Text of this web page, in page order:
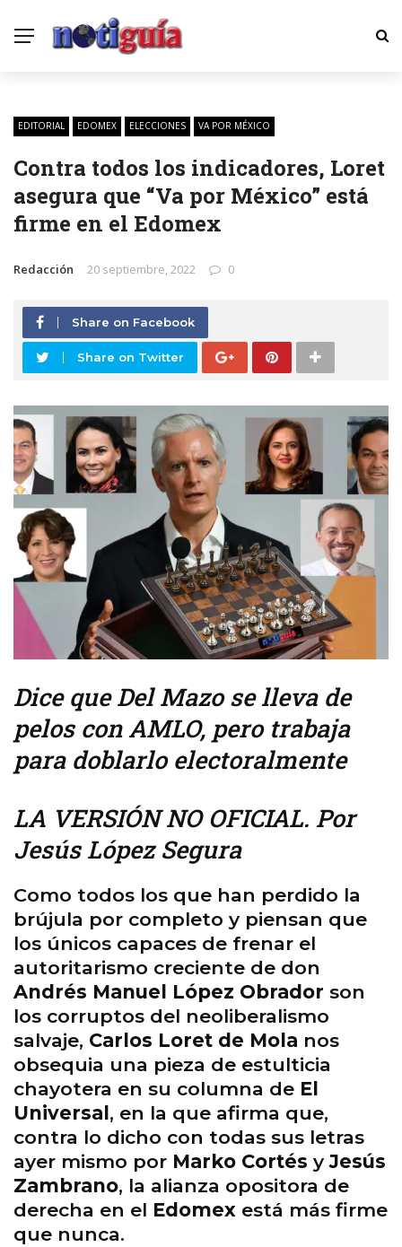
EDITORIAL EDOMEX ELECCIONES VA POR MÉXICO
Contra todos los indicadores, Loret
asegura que “Va por México” está
firme en el Edomex
Redacción 20 septiembre, 2022 0
Share on Facebook
Share on Twitter
Dice que Del Mazo se lleva de
pelos con AMLO, pero trabaja
para doblarlo electoralmente
LA VERSIÓN NO OFICIAL. Por
Jesús López Segura
Como todos los que han perdido la
brújula por completo y piensan que
los únicos capaces de frenar el
autoritarismo creciente de don
Andrés Manuel López Obrador son
los corruptos del neoliberalismo
salvaje, Carlos Loret de Mola nos
obsequia una pieza de estulticia
chayotera en su columna de El
Universal, en la que afirma que,
contra lo dicho con todas sus letras
ayer mismo por Marko Cortés yJesús
Zambrano, la alianza opositora de
derecha en el Edomex está más firme
que nunca.